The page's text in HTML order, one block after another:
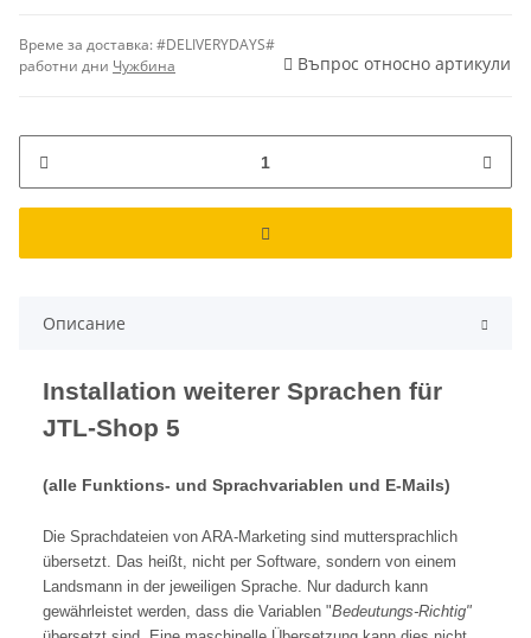
Време за доставка:#DELIVERYDAYS#
работни дни Чужбина Въпрос относно артикули
Описание
Installation weiterer Sprachen für
JTL-Shop 5
(alle Funktions- und Sprachvariablen und E-Mails)
Die Sprachdateien von ARA-Marketing sind muttersprachlich
übersetzt. Das heißt, nicht per Software, sondern von einem
Landsmann in der jeweiligen Sprache. Nur dadurch kann
gewährleistet werden, dass die Variablen "Bedeutungs-Richtig"